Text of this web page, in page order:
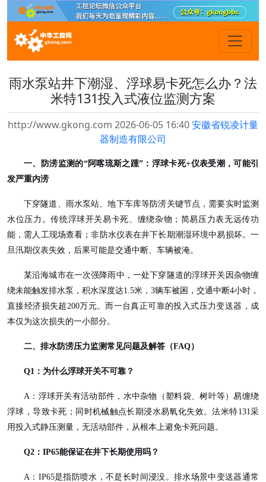
雨水泵站井下潮湿、浮球易卡死怎么办？法
米特131投入式液位监测方案
http://www.gkong.com 2026-06-05 16:40安徽省锐凌计量
器制造有限公司
一、防涝监测的“阿喀琉斯之踵”：浮球卡死+仪表受潮，可能引
发严重内涝
下穿隧道、雨水泵站、地下车库等防涝关键节点，需要实时监测
水位压力。传统浮球开关易卡死、缠绕杂物；简易压力表无远传功
能，需人工现场查看；非防水仪表在井下长期潮湿环境中易损坏。一
旦汛期仪表失效，后果可能是交通中断、车辆被淹。
某沿海城市在一次强降雨中，一处下穿隧道的浮球开关因杂物缠
绕未能触发排水泵，积水深度达1.5米，3辆车被困，交通中断4小时，
直接经济损失超200万元。而一台真正可靠的投入式压力变送器，成
本仅为这次损失的一小部分。
二、排水防涝压力监测常见问题及解答（FAQ）
Q1：为什么浮球开关不可靠？
A：浮球开关有活动部件，水中杂物（塑料袋、树叶等）易缠绕
浮球，导致卡死；同时机械触点长期浸水易氧化失效。法米特131采
用投入式静压测量，无活动部件，从根本上避免卡死问题。
Q2：IP65能保证在井下长期使用吗？
A：IP65是指防喷水，不是长时间浸没。排水场景中变送器通常